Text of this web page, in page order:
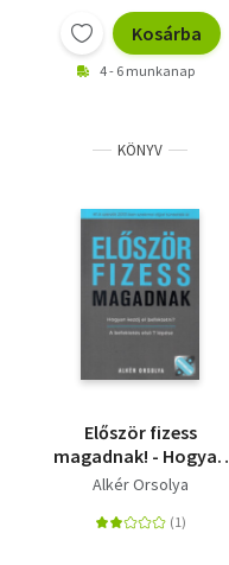
Kosárba
4 - 6 munkanap
KÖNYV
Először fizess
magadnak! - Hogyan
kezdj el befektetni? A
lépése
Alkér Orsolya